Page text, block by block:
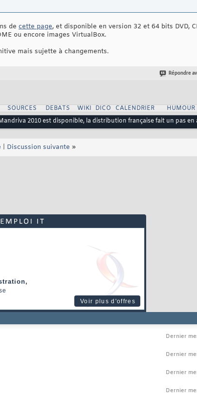
de cette page, et disponible en version 32 et 64 bits DVD,
ou encore images VirtualBox.
mais sujette à changements.
Répondre
SOURCES DEBATS WIKI DICO CALENDRIER
HUMOUR
2010 est disponible, la distribution française fait un pas en
Discussion suivante »
Voir plus d'offres
Dernier
Dernier
Dernier
Dernier